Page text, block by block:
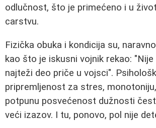
odlučnost, što je primećeno i u
carstvu.
Fizička obuka i kondicija su,
kao što je iskusni vojnik rekao:
najteži deo priče u vojsci".
pripremljenost za stres,
potpunu posvećenost dužnosti
veći izazov. I tu, ponovo, pol nije